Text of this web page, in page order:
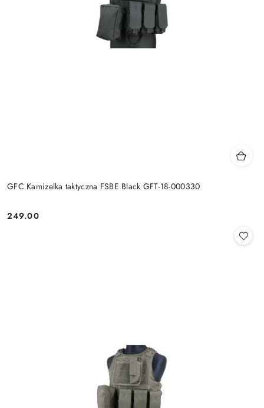
GFC Kamizelka taktyczna FSBE Black GFT-18-000330
Cena:
249.00